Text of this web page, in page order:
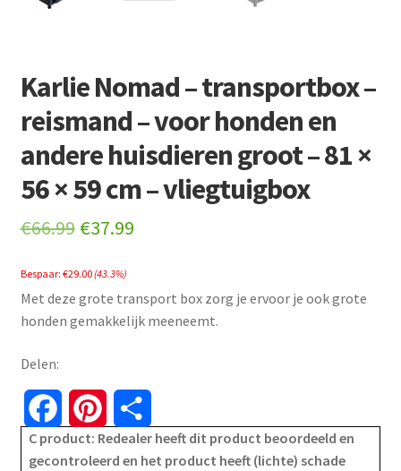
Karlie Nomad – transportbox –
reismand – voor honden en
andere huisdieren groot – 81 ×
56 × 59 cm – vliegtuigbox
€66.99 Original
was:
€66.99.
€37.99Current
is:
€37.99.
Bespaar: €29.00(43.3%)
Met deze grote transport box zorg je ervoor je ook grote
honden gemakkelijk meeneemt.
Delen:
a i h
C product: Redealer heeft dit product beoordeeld en
gecontroleerd en het product heeft (lichte) schade